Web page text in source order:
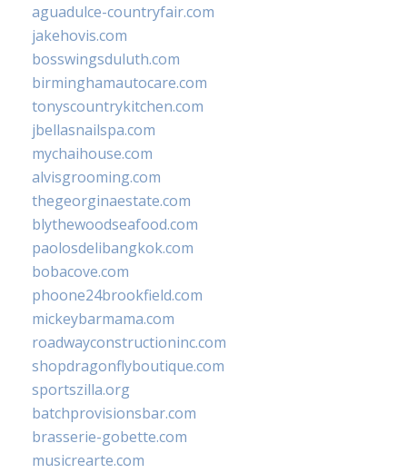
aguadulce-countryfair.com
jakehovis.com
bosswingsduluth.com
birminghamautocare.com
tonyscountrykitchen.com
jbellasnailspa.com
mychaihouse.com
alvisgrooming.com
thegeorginaestate.com
blythewoodseafood.com
paolosdelibangkok.com
bobacove.com
phoone24brookfield.com
mickeybarmama.com
roadwayconstructioninc.com
shopdragonflyboutique.com
sportszilla.org
batchprovisionsbar.com
brasserie-gobette.com
musicrearte.com